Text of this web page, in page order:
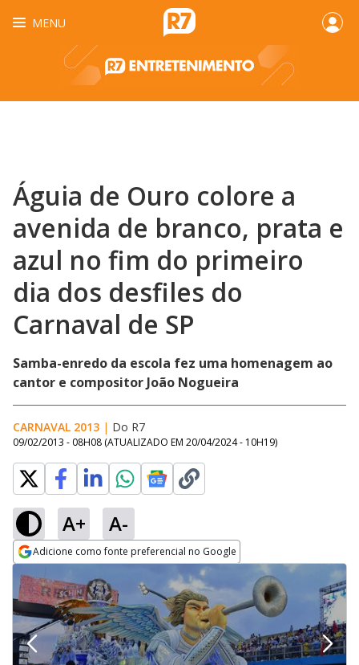
MENU
Águia de Ouro colore a
avenida de branco, prata e
azul no fim do primeiro
dia dos desfiles do
Carnaval de SP
Samba-enredo da escola fez uma homenagem ao
cantor e compositor João Nogueira
CARNAVAL 2013 | Do R7
09/02/2013 - 08H08 (ATUALIZADO EM 20/04/2024 - 10H19)
A+ A-
Adicione como fonte preferencial no Google
Opens in new window